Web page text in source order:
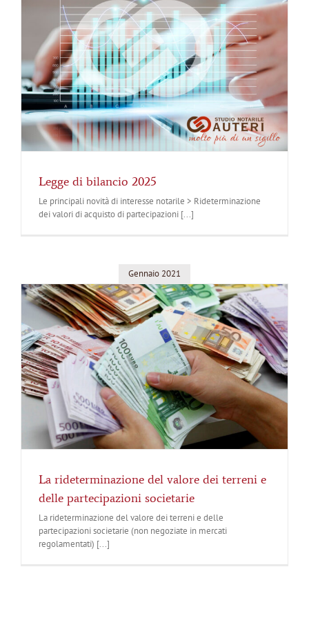
Legge di bilancio 2025
Le principali novità di interesse notarile > Rideterminazione
dei valori di acquisto di partecipazioni [...]
Gennaio 2021
La rideterminazione del valore dei terreni e
delle partecipazioni societarie
La rideterminazione del valore dei terreni e delle
partecipazioni societarie (non negoziate in mercati
regolamentati) [...]